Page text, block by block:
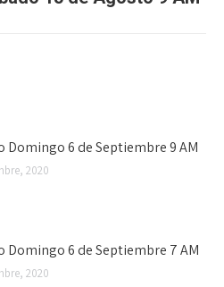
Domingo 6 de Septiembre 9 AM
2020
Domingo 6 de Septiembre 7 AM
2020